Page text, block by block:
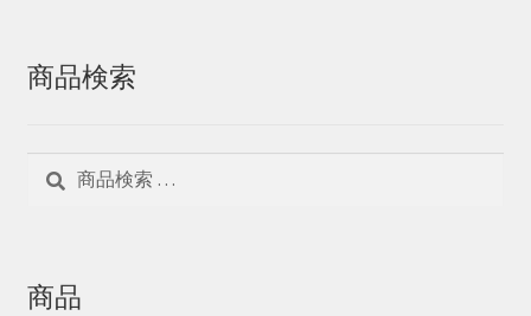
商品検索
商品